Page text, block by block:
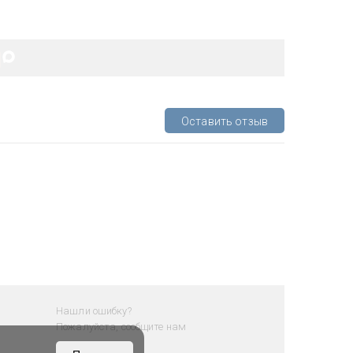
Оставить отзыв
Нашли ошибку?
Пожалуйста, сообщите нам